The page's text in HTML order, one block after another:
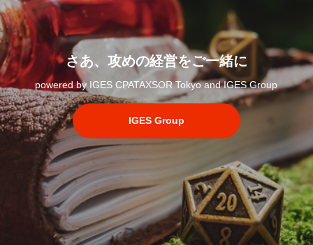
さあ、攻めの経営をご一緒に
powered by IGES CPATAXSOR Tokyo and IGES Group
IGES Group